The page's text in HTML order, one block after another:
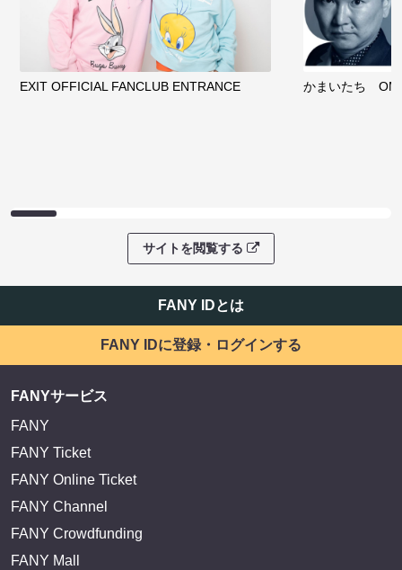
EXIT OFFICIAL FANCLUB ENTRANCE かまいたち
サイトを閲覧する
FANY IDとは
FANY IDに登録・ログインする
FANYサービス
FANY
FANY Ticket
FANY Online Ticket
FANY Channel
FANY Crowdfunding
FANY Mall